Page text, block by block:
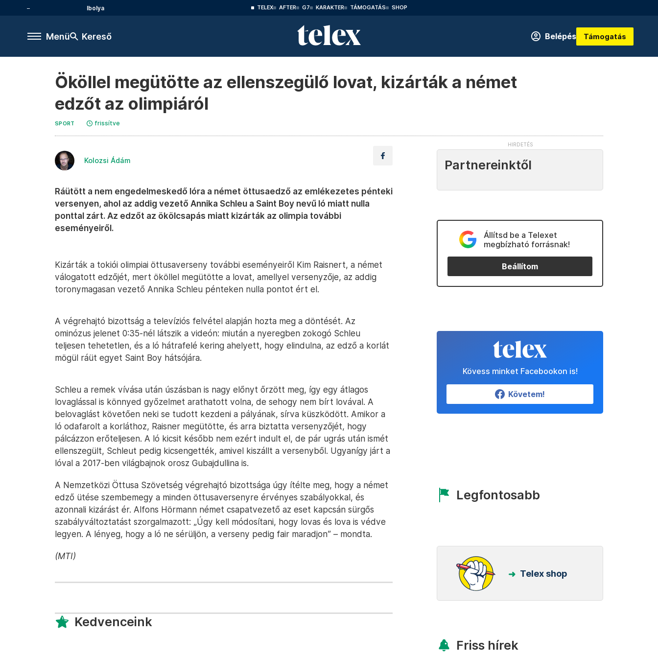
Ibolya TELEX AFTER G7 KARAKTER TÁMOGATÁS SHOP
Menü Kereső Belépés Támogatás
Ököllel megütötte az ellenszegülő lovat, kizárták a német
edzőt az olimpiáról
SPORT frissítve
Kolozsi Ádám
Ráütött a nem engedelmeskedő lóra a német öttusaedző az emlékezetes pénteki
versenyen, ahol az addig vezető Annika Schleu a Saint Boy nevű ló miatt nulla
ponttal zárt. Az edzőt az ökölcsapás miatt kizárták az olimpia további
eseményeiről.
Kizárták a tokiói olimpiai öttusaverseny további eseményeiről Kim Raisnert, a német
válogatott edzőjét, mert ököllel megütötte a lovat, amellyel versenyzője, az addig
toronymagasan vezető Annika Schleu pénteken nulla pontot ért el.
A végrehajtó bizottság a televíziós felvétel alapján hozta meg a döntését. Az
ominózus jelenet 0:35-nél látszik a videón: miután a nyeregben zokogó Schleu
teljesen tehetetlen, és a ló hátrafelé kering ahelyett, hogy elindulna, az edző a korlát
mögül ráüt egyet Saint Boy hátsójára.
Schleu a remek vívása után úszásban is nagy előnyt őrzött meg, így egy átlagos
lovaglással is könnyed győzelmet arathatott volna, de sehogy nem bírt lovával. A
belovaglást követően neki se tudott kezdeni a pályának, sírva küszködött. Amikor a
ló odafarolt a korláthoz, Raisner megütötte, és arra biztatta versenyzőjét, hogy
pálcázzon erőteljesen. A ló kicsit később nem ezért indult el, de pár ugrás után ismét
ellenszegült, Schleut pedig kicsengették, amivel kiszállt a versenyből. Ugyanígy járt a
lóval a 2017-ben világbajnok orosz Gubajdullina is.
A Nemzetközi Öttusa Szövetség végrehajtó bizottsága úgy ítélte meg, hogy a német
edző ütése szembemegy a minden öttusaversenyre érvényes szabályokkal, és
azonnali kizárást ér. Alfons Hörmann német csapatvezető az eset kapcsán sürgős
szabályváltoztatást szorgalmazott: „Úgy kell módosítani, hogy lovas és lova is védve
legyen. A lényeg, hogy a ló ne sérüljön, a verseny pedig fair maradjon” – mondta.
(MTI)
Kedvenceink
Partnereinktől
Állítsd be a Telexet
megbízható forrásnak!
Beállítom
Kövess minket Facebookon is!
Követem!
Legfontosabb
Telex shop
Friss hírek